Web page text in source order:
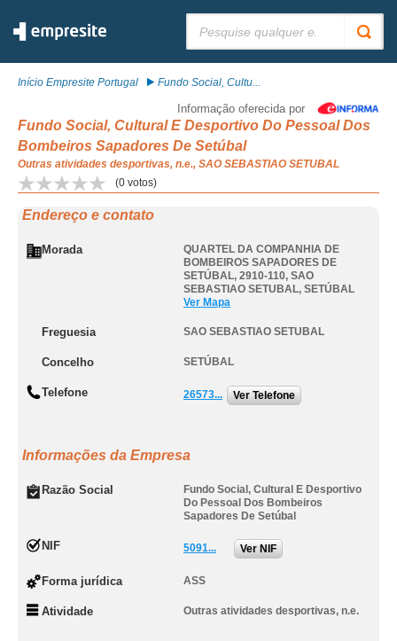
Início Empresite Portugal Fundo Social, Cultu...
Informação oferecida por
Fundo Social, Cultural E Desportivo Do Pessoal Dos
Bombeiros Sapadores De Setúbal
Outras atividades desportivas, n.e., SAO SEBASTIAO SETUBAL
(0 votos)
Endereço e contato
Morada
QUARTEL DA COMPANHIA DE
BOMBEIROS SAPADORES DE
SETÚBAL, 2910-110, SAO
SEBASTIAO SETUBAL, SETÚBAL
Ver Mapa
Freguesia SAO SEBASTIAO SETUBAL
Concelho SETÚBAL
Telefone 26573... Ver Telefone
Informações da Empresa
Razão Social
Fundo Social, Cultural E Desportivo
Do Pessoal Dos Bombeiros
Sapadores De Setúbal
NIF 5091... Ver NIF
Forma jurídica ASS
Atividade Outras atividades desportivas, n.e.